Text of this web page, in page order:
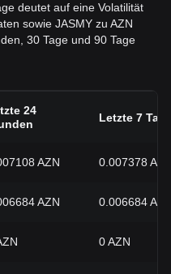
deutet auf eine Volatilität
sowie JASMY zu AZN
30 Tage und 90 Tage
24
Letzte 7
AZN 0.007378
AZN 0.006684
0 AZN